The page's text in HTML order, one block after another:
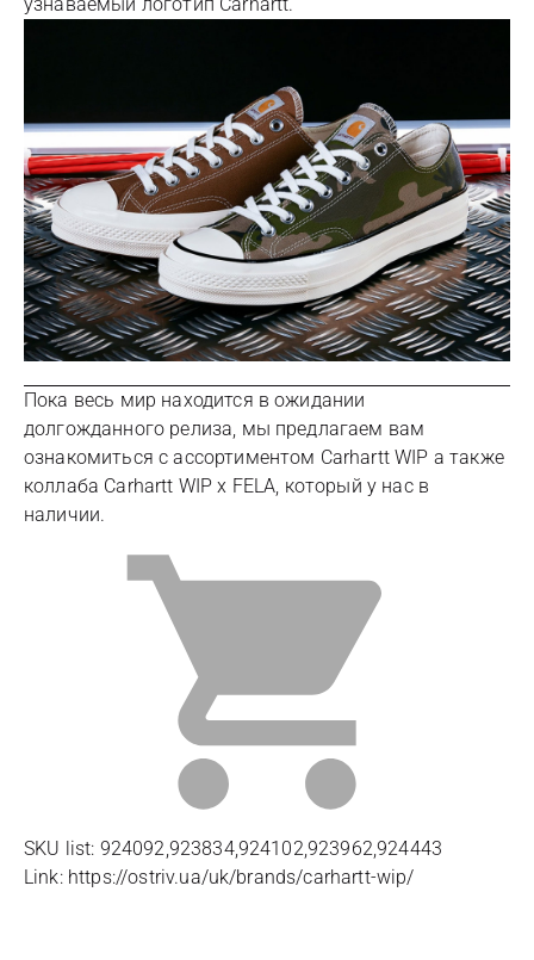
узнаваемый логотип Carhartt.
Пока весь мир находится в ожидании
долгожданного релиза, мы предлагаем вам
ознакомиться с ассортиментом Carhartt WIP а также
коллаба Carhartt WIP x FELA, который у нас в
наличии.
SKU list: 924092,923834,924102,923962,924443
Link: https://ostriv.ua/uk/brands/carhartt-wip/